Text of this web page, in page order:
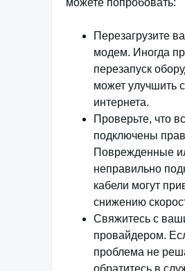
можете попробовать:
Перезагрузите
модем. Иногда
перезапуск
может улучшить
интернета.
Проверьте, что
подключены
Поврежденные
неправильно
кабели могут
снижению
Свяжитесь с
провайдером.
проблема не